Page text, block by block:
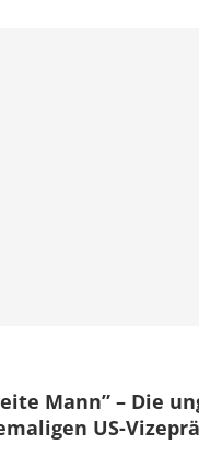
Mann” – Die
US-